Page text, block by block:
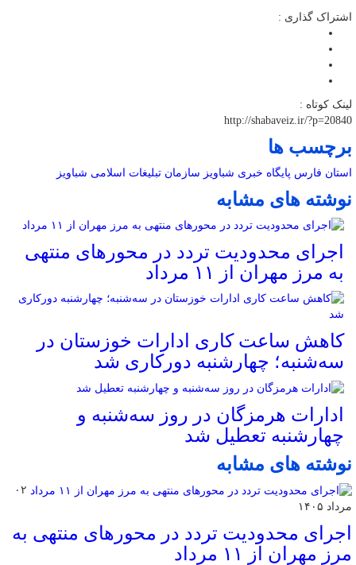
اشتراک گذاری :
لینک کوتاه :
http://shabaveiz.ir/?p=20840
برچسب ها
استان فارس پایگاه خبری شباویز سازمان تبلیغات اسلامی شباویز
نوشته های مشابه
اجرای محدودیت تردد در محورهای منتهی
به مرز مهران از ۱۱ مرداد
کاهش ساعت کاری ادارات خوزستان در
سه‌شنبه؛ چهارشنبه دورکاری شد
ادارات هرمزگان در روز سه‌شنبه و
چهارشنبه تعطیل شد
نوشته های مشابه
۰۲
مرداد ۱۴۰۵
اجرای محدودیت تردد در محورهای منتهی به
مرز مهران از ۱۱ مرداد